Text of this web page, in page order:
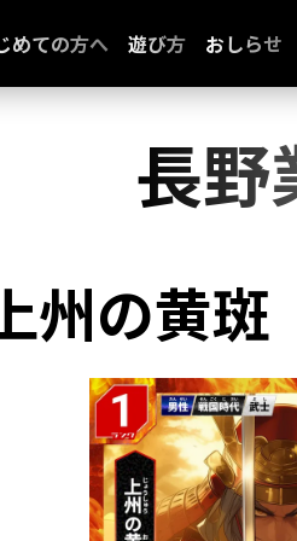
めての方へ 遊び方 おしらせ
長野
州の黄斑